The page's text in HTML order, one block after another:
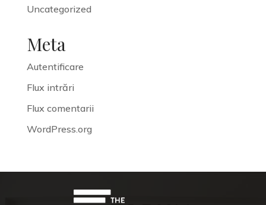
Uncategorized
Meta
Autentificare
Flux intrări
Flux comentarii
WordPress.org